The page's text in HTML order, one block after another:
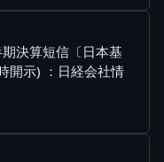
決算短信〔日本基
開示) ：日経会社情